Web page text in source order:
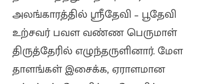
அலங்காரத்தில் ஸ்ரீதேவி – பூதேவி
உற்சவர் பவள வண்ண பெருமாள்
திருத்தேரில் எழுந்தருளினார். மேள
தாளங்கள் இசைக்க, ஏராளமான